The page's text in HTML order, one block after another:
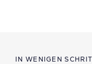
IN WENIGEN